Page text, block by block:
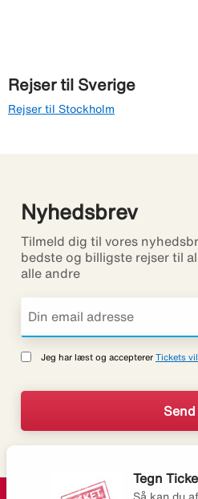
Rejser til Sverige
Rejser til Stockholm
Nyhedsbrev
Tilmeld dig til vores
bedste og billigste rejser til
alle andre
Jeg har læst og accepterer Tickets
Tegn
Så kan du